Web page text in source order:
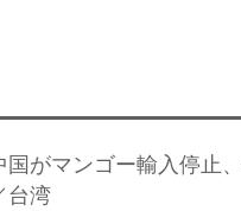
国がマンゴー輸入停止
台湾